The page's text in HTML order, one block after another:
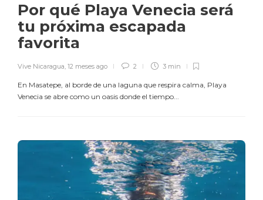
Por qué Playa Venecia será
tu próxima escapada
favorita
Vive Nicaragua, 12 meses ago 2 3 min
En Masatepe, al borde de una laguna que respira calma, Playa
Venecia se abre como un oasis donde el tiempo...